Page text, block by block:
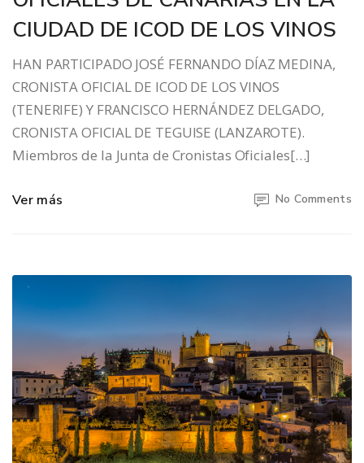
CIUDAD DE ICOD DE LOS VINOS
HAN PARTICIPADO JOSÉ FERNANDO DÍAZ MEDINA,
CRONISTA OFICIAL DE ICOD DE LOS VINOS
(TENERIFE) Y FRANCISCO HERNÁNDEZ DELGADO,
CRONISTA OFICIAL DE TEGUISE (LANZAROTE).
Miembros de la Junta de Cronistas Oficiales[…]
Ver más No Comments